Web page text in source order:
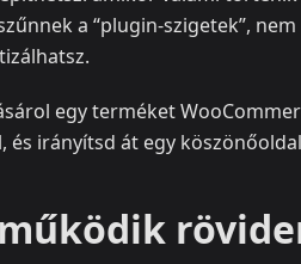
a “plugin‑szigetek”,
egy terméket
és irányítsd át egy